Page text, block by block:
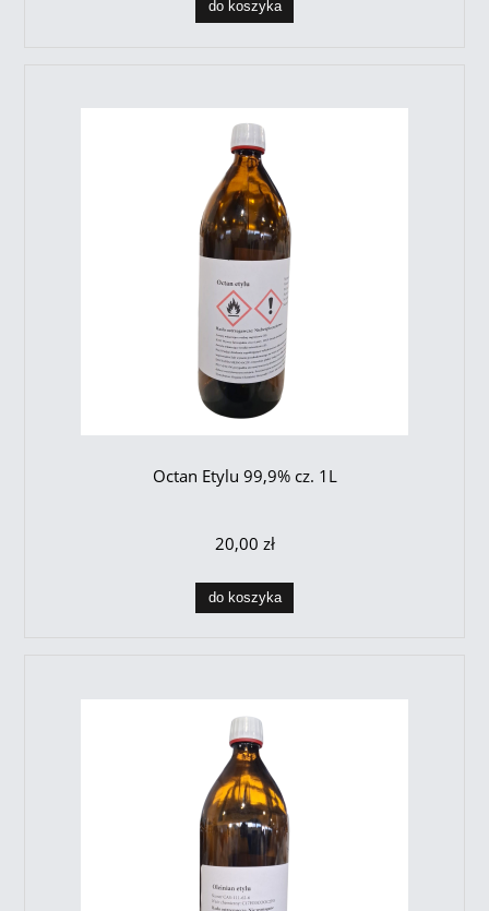
do koszyka
Octan Etylu 99,9% cz. 1L
20,00 zł
do koszyka